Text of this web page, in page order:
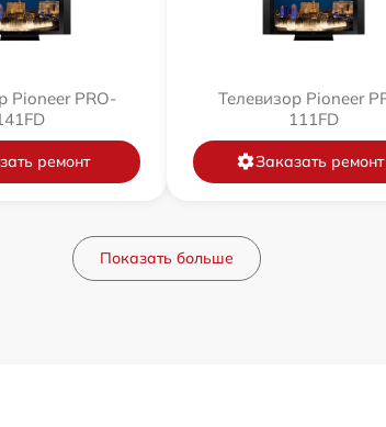
Pioneer PRO-
ремонт
Телевизор Pioneer
111FD
Заказать ремонт
Показать больше